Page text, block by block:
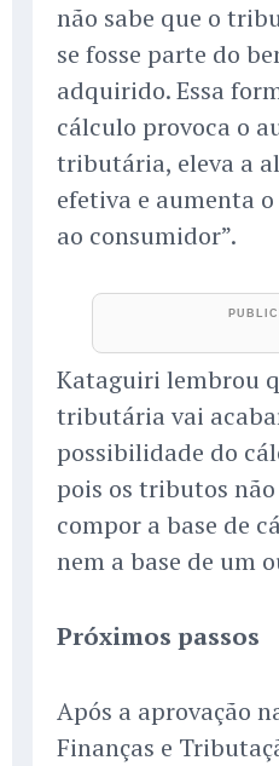
não sabe que o
se fosse parte do
adquirido. Essa
cálculo provoca o
tributária, eleva a
efetiva e aumenta
ao consumidor”.
Kataguiri lembrou
tributária vai
possibilidade do
pois os tributos
compor a base de
nem a base de um
Próximos passos
Após a aprovação
Finanças e